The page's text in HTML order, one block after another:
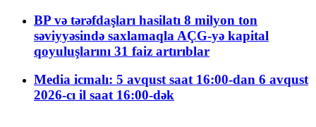
BP və tərəfdaşları hasilatı 8 milyon ton
səviyyəsində saxlamaqla AÇG-yə kapital
qoyuluşlarını 31 faiz artırıblar
Media icmalı: 5 avqust saat 16:00-dan 6 avqust
2026-cı il saat 16:00-dək